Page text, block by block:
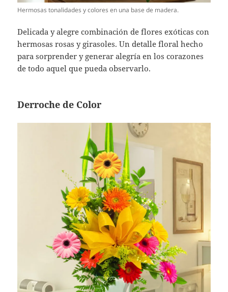
Hermosas tonalidades y colores en una base de madera.
Delicada y alegre combinación de flores exóticas con
hermosas rosas y girasoles. Un detalle floral hecho
para sorprender y generar alegría en los corazones
de todo aquel que pueda observarlo.
Derroche de Color